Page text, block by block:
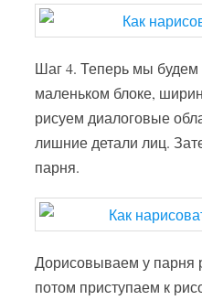
Шаг 4. Теперь мы будем
маленьком блоке,
рисуем диалоговые
лишние детали лиц.
парня.
Дорисовываем у парня
потом приступаем к